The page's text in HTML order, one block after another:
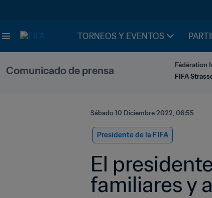
TORNEOS Y EVENTOS
Comunicado de prensa
Fédération
FIFA
Sábado 10 Diciembre 2022, 06:55
Presidente de la FIFA
El
familiares y